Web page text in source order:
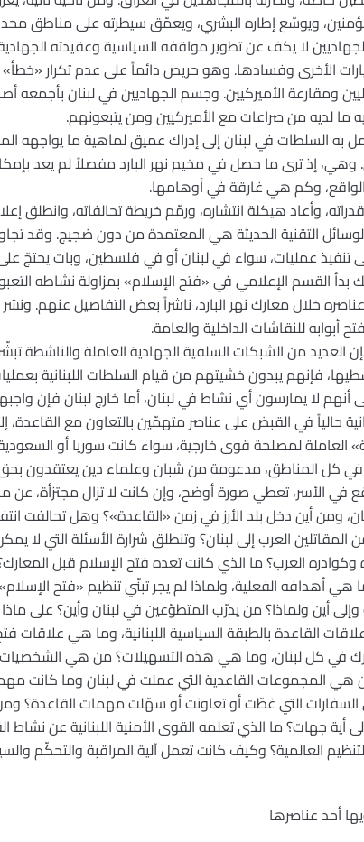
ويوسّع إطاره البشري، ويعمّق سيطرته على مناطق
لا يكف عن تطوير مواقفه السياسية وعقيدته
الأخرى وفسادها. وهو حريص دائماً على عدم تكرار «خطأ»
ومقارعة الأميركيين. وجسم الجهاديين في لبنان
به السلطات في لبنان إلى إدراك عميق لماهية ما يواجهه
إذ ترى ما حصل في مخيم نهر البارد مفصلاً لم يعد
وكم هي غارقة في أوهامها.
وأعاد هيكلة انتشاره، ورمّم خريطة تحالفاته، وانطلق
التقنية الحديثة هي المعتمدة من دون ضجيج. وقد
على تنفيذ عمليات، سواء في لبنان أو في فلسطين، وبات
القسم الإعلامي في «فتح الإسلام» بمزاولة نشاطه
وأعلن مقتل 98 من عناصره خلال معارك نهر البارد، ناشراً بعض
أبوابه للنقاشات الداخلية والعامة.
العديد من الشبكات السلفية الجهادية العاملة والناشطة
فإنهم يبدون خشيتهم من قيام السلطات اللبنانية
أنهم لا يمارسون أي نشاط في لبنان، أما خارج لبنان فإن
حالياً في القبض على عناصر متهمّين بالتعاون مع
العاملة لمصلحة قوى خارجية، سواء كانت سوريا أو
في كل المناطق، مدعومة من شبان وعلماء دين يعتقدون
في الأسر، تعطي صورة أوضح، وإن كانت لا تزال مجتزأة، عن
ومن أين دخل بلد الأرز في زمن «القاعدة»؟ وهل تحالفت
العرب إلى لبنان؟ وتنطلق شرارة الأسئلة التي لا
وكوادره العرب؟ ما الذي كانت تعده فتح الإسلام قبل
أهدافه الفعلية، ولماذا لم يجر تبنّي تنظيم «فتح
أين ولماذا؟ من يدرّب المتطوّعين في لبنان وأين؟ على
القاعدة بالطبقة السياسية اللبنانية، وما هي
في كل لبنان، وما هي هذه التسهيلات؟ من هي الشخصيات
2006 و2007، ومن هي المجموعات القاعدية التي عملت في لبنان
السفارات التي غطّت أو تعاونت أو سهّلت مهمات القاعدة؟
أية جهات؟ ما الذي تعلمه القوى الأمنية اللبنانية عن
العالمية؟ وكيف كانت تعمل آلية المراقبة والتحكّم
أحد عناصرها